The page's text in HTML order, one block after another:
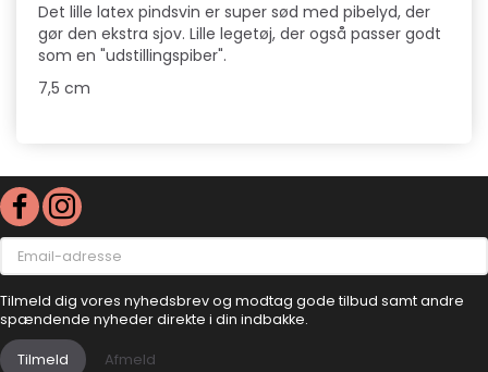
Det lille latex pindsvin er super sød med pibelyd, der
gør den ekstra sjov. Lille legetøj, der også passer godt
som en "udstillingspiber".
7,5 cm
Email-
adresse
Tilmeld dig vores nyhedsbrev og modtag gode tilbud samt andre
spændende nyheder direkte i din indbakke.
Tilmeld Afmeld